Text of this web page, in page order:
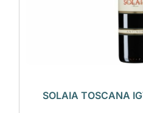
SOLAIA TOSCANA